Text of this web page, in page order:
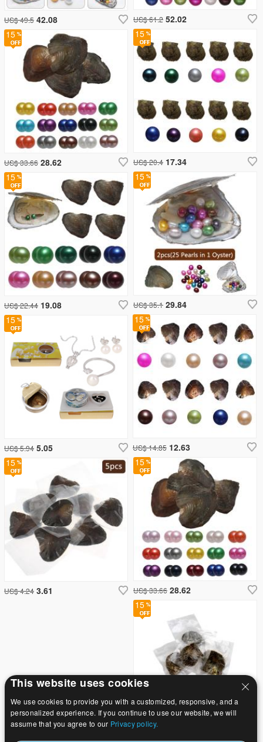
15
US$ 33.66 28.62
15
US$ 33.66 28.62
15
US$ 22.44 19.08
15
US$ 35.1 29.84
US$ 49.5 42.08
15
15
US$ 4.24 3.61
15
US$ 20.4 17.34
US$ 61.2 52.02
15
US$ 14.85 12.63
15
US$ 5.94 5.05
This website uses cookies
We use cookies to provide you with a customized, responsive, and a
personalized experience. If you continue to use our website, we will
assume that you agree to our Privacy policy.